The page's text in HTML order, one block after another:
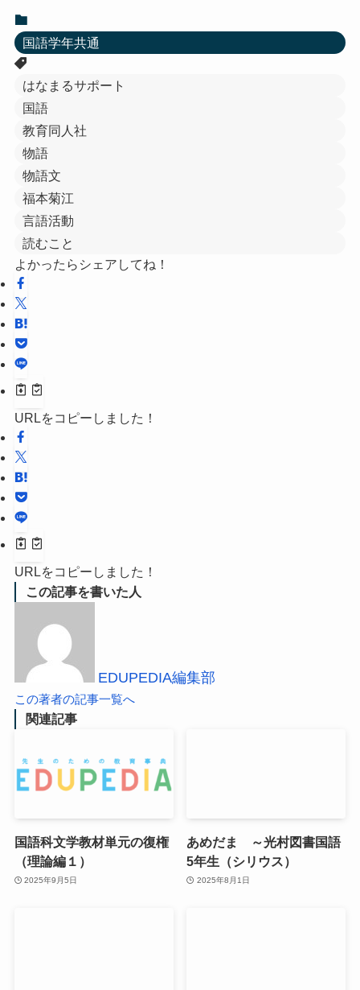
国語学年共通
はなまるサポート
国語
教育同人社
物語
物語文
福本菊江
言語活動
読むこと
よかったらシェアしてね！
URLをコピーしました！
URLをコピーしました！
この記事を書いた人
EDUPEDIA編集部
この著者の記事一覧へ
関連記事
国語科文学教材単元の復権
（理論編１）
2025年9月5日
あめだま ～光村図書国語
5年生（シリウス）
2025年8月1日